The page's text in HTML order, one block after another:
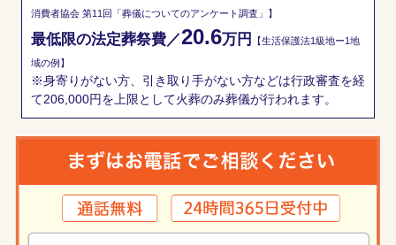
消費者協会 第11回「葬儀についてのアンケート調査」】
最低限の法定葬祭費／20.6万円 【生活保護法1級地ー1地
域の例】
※身寄りがない方、引き取り手がない方などは行政審査を経
て206,000円を上限として火葬のみ葬儀が行われます。